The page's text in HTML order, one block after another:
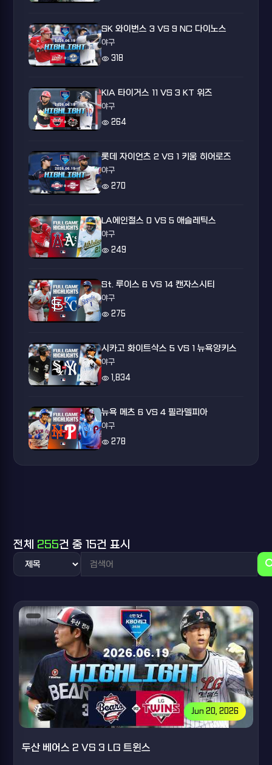
SK 와이번스 3 VS 9 NC 다이노스
야구
visibility 318
KIA 타이거스 11 VS 3 KT 위즈
야구
visibility 264
롯데 자이언츠 2 VS 1 키움 히어로즈
야구
visibility 270
LA에인절스 0 VS 5 애슬레틱스
야구
visibility 249
St. 루이스 6 VS 14 캔자스시티
야구
visibility 275
시카고 화이트삭스 5 VS 1 뉴욕양키스
야구
visibility 1,834
뉴욕 메츠 6 VS 4 필라델피아
야구
visibility 278
전체 255건 중 15건 표시
Jun 20, 2026
두산 베어스 2 VS 3 LG 트윈스